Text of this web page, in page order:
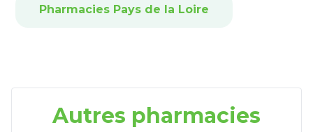
Pharmacies Pays de la Loire
Autres pharmacies